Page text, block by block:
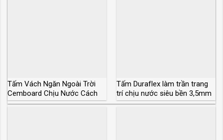
Tấm Vách Ngăn Ngoài Trời
Cemboard Chịu Nước Cách
Nhiệt Giá Rẻ
Tấm Duraflex làm trần trang
trí chịu nước siêu bền 3,5mm
4mm 4,5mm